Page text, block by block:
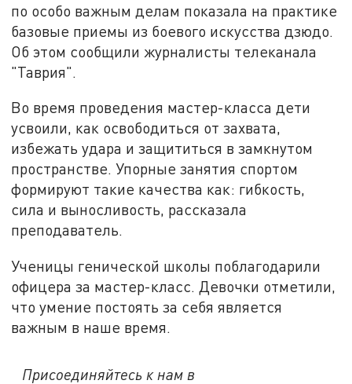
по особо важным делам показала на практике
базовые приемы из боевого искусства дзюдо.
Об этом сообщили журналисты телеканала
"Таврия".
Во время проведения мастер-класса дети
усвоили, как освободиться от захвата,
избежать удара и защититься в замкнутом
пространстве. Упорные занятия спортом
формируют такие качества как: гибкость,
сила и выносливость, рассказала
преподаватель.
Ученицы генической школы поблагодарили
офицера за мастер-класс. Девочки отметили,
что умение постоять за себя является
важным в наше время.
Присоединяйтесь к нам в